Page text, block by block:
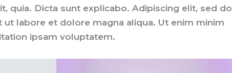
quia. Dicta sunt explicabo. Adipiscing elit, sed do
labore et dolore magna aliqua. Ut enim minim
ipsam voluptatem.